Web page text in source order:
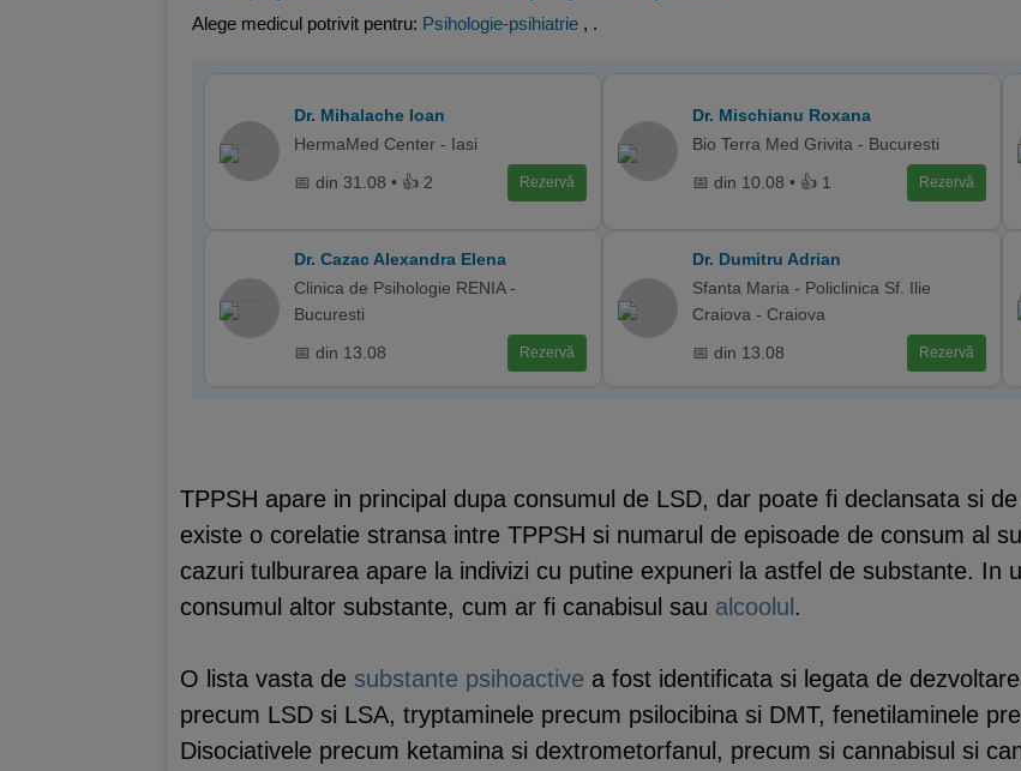
Alege medicul potrivit pentru: Psihologie-psihiatrie , .
Dr. Mihalache Ioan
HermaMed Center - Iasi
📅 din 31.08 • 👍 2 Rezervă
Dr. Mischianu Roxana
Bio Terra Med Grivita - Bucuresti
📅 din 10.08 • 👍 1 Rezervă
Dr. Cazac Alexandra Elena
Clinica de Psihologie RENIA -
Bucuresti
📅 din 13.08 Rezervă
Dr. Dumitru Adrian
Sfanta Maria - Policlinica Sf. Ilie
Craiova - Craiova
📅 din 13.08 Rezervă
TPPSH apare in principal dupa consumul de LSD, dar poate fi declansata si
existe o corelatie stransa intre TPPSH si numarul de episoade de consum al
cazuri tulburarea apare la indivizi cu putine expuneri la astfel de substante. In
consumul altor substante, cum ar fi canabisul sau alcoolul.
O lista vasta de substante psihoactive a fost identificata si legata de
precum LSD si LSA, tryptaminele precum psilocibina si DMT, fenetilaminele
Disociativele precum ketamina si dextrometorfanul, precum si cannabisul si